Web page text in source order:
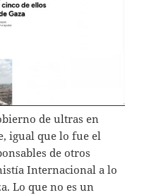
de ultras en
igual que lo fue el
de otros
Internacional a lo
Lo que no es un